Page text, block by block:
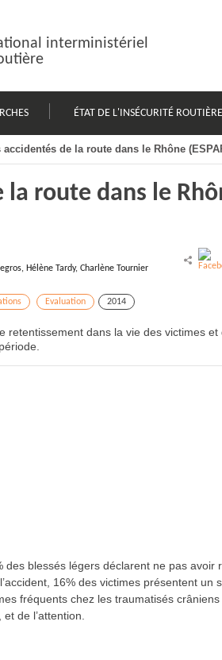
interministériel
ÉTAT DE L'INSÉCURITÉ ROUTIÈRE
de la route dans le Rhône
la route dans le
Hélène Tardy, Charlène Tournier
Evaluation 2014
retentissement dans la vie des victimes et
des blessés légers déclarent ne pas avoir
16% des victimes présentent un
fréquents chez les traumatisés crâniens
de l’attention.